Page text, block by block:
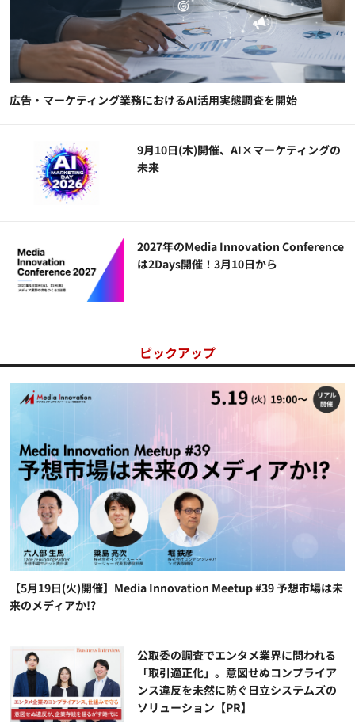
広告・マーケティング業務におけるAI活用実態調査を開始
9月10日(木)開催、AI×マーケティングの
未来
2027年のMedia Innovation Conference
は2Days開催！3月10日から
ピックアップ
【5月19日(火)開催】Media Innovation Meetup #39 予想市場は未
来のメディアか!?
公​​取委の調査でエンタメ業界に問われる
「取引適正化」。意図せぬコンプライア
ンス違反を未然に防ぐ日立システムズの
ソリューション​【PR】